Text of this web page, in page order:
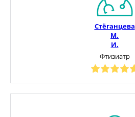
Стёганцева
М.
И.
Фтизиатр